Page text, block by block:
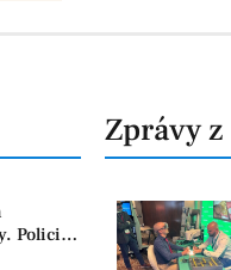
Policie
Zprávy z